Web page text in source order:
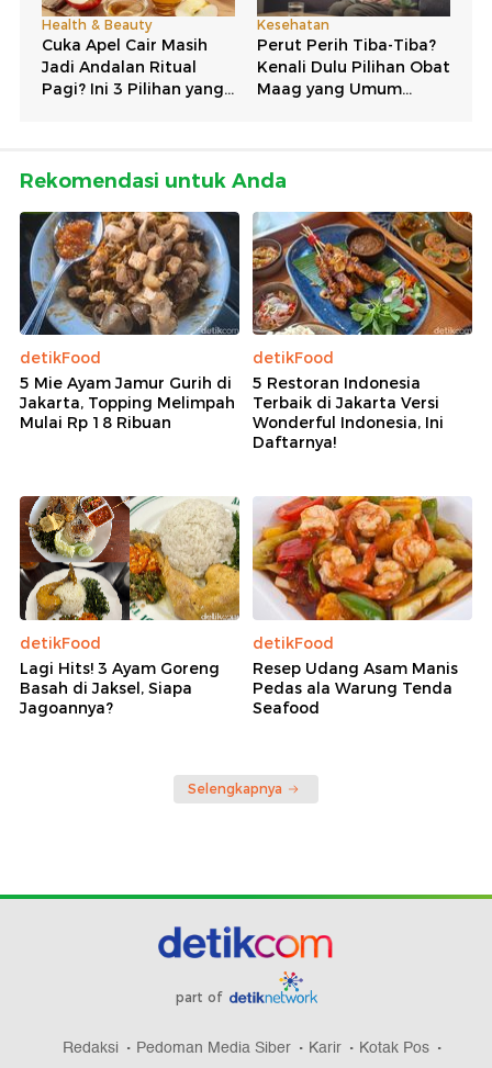
Rekomendasi untuk Anda
detikFood
5 Mie Ayam Jamur Gurih di
Jakarta, Topping Melimpah
Mulai Rp 18 Ribuan
detikFood
5 Restoran Indonesia
Terbaik di Jakarta Versi
Wonderful Indonesia, Ini
Daftarnya!
detikFood
Lagi Hits! 3 Ayam Goreng
Basah di Jaksel, Siapa
Jagoannya?
detikFood
Resep Udang Asam Manis
Pedas ala Warung Tenda
Seafood
Selengkapnya
part of
Redaksi Pedoman Media Siber Karir
Kotak Pos